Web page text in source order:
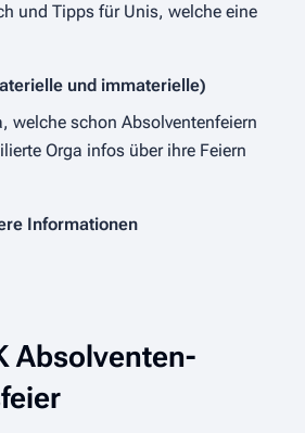
und Tipps für Unis, welche eine
und immaterielle)
welche schon Absolventenfeiern
Orga infos über ihre Feiern
Informationen
Absolventen-